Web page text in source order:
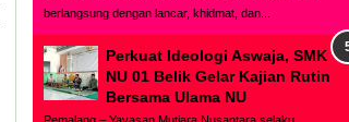
berlangsung dengan lancar, khidmat, dan...
Perkuat Ideologi Aswaja, SMK
NU 01 Belik Gelar Kajian Rutin
Bersama Ulama NU